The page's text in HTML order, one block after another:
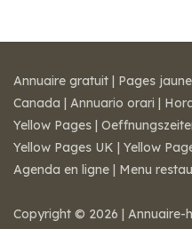
Annuaire gratuit | Pages jaune
Canada | Annuario orari |
Yellow Pages |
Yellow Pages UK | Yellow
Agenda en ligne | Menu
Copyright © 2026 | Annuaire-